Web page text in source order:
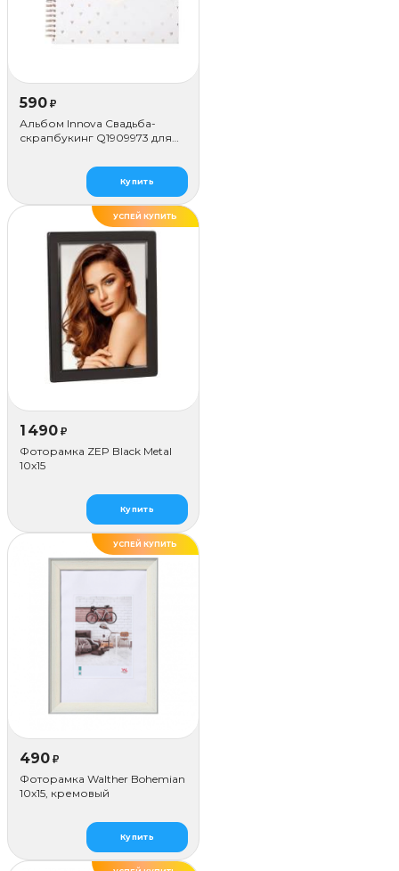
590 ₽
Альбом Innova Свадьба-
скрапбукинг Q1909973 для
Купить
ХИТ
УСПЕЙ КУПИТЬ
1 490 ₽
Фоторамка ZEP Black Metal
10x15
Купить
УСПЕЙ КУПИТЬ
490 ₽
Фоторамка Walther Bohemian
10x15, кремовый
Купить